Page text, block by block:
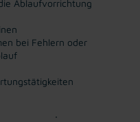
Ablaufvorrichtung
bei Fehlern oder